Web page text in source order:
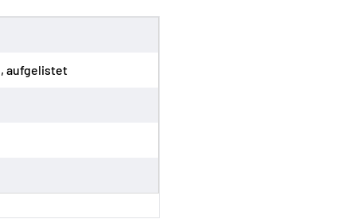
aufgelistet